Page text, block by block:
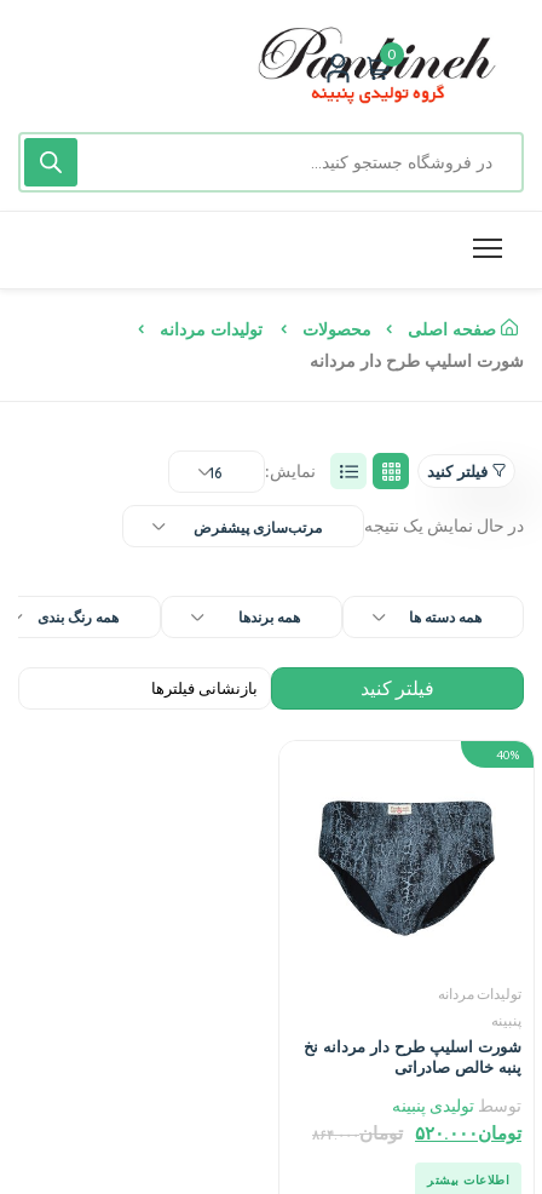
0
صفحه اصلی محصولات
تولیدات مردانه
شورت اسلیپ طرح دار مردانه
فیلتر کنید نمایش: 16
در حال نمایش یک نتیجه مرتب‌سازی پیشفرض
همه دسته ها همه برندها همه رنگ بندی
40%
تولیدات مردانه
پنبینه
شورت اسلیپ طرح دار مردانه نخ
پنبه خالص صادراتی
توسط تولیدی پنبینه
تومان۸۶۴.۰۰۰ تومان۵۲۰.۰۰۰
اطلاعات بیشتر